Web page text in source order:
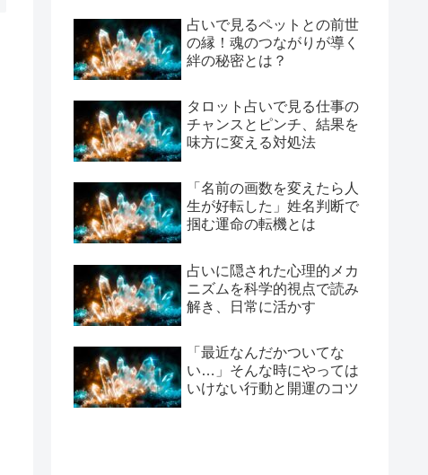
占いで見るペットとの前世
の縁！魂のつながりが導く
絆の秘密とは？
タロット占いで見る仕事の
チャンスとピンチ、結果を
味方に変える対処法
「名前の画数を変えたら人
生が好転した」姓名判断で
掴む運命の転機とは
占いに隠された心理的メカ
ニズムを科学的視点で読み
解き、日常に活かす
「最近なんだかついてな
い…」そんな時にやっては
いけない行動と開運のコツ